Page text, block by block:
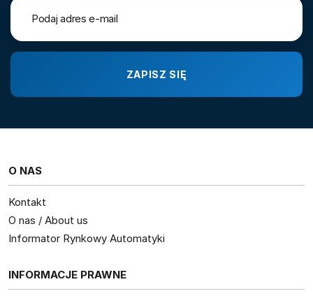
O NAS
Kontakt
O nas / About us
Informator Rynkowy Automatyki
INFORMACJE PRAWNE